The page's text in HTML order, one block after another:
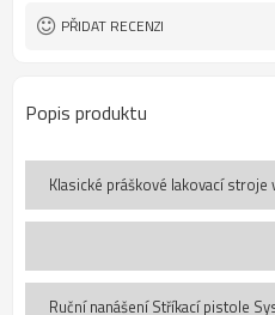
PŘIDAT RECENZI
Popis produktu
Klasické práškové lakovací stroje
Ruční nanášení Stříkací pistole